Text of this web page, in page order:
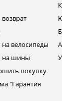
на велосипеды
на шины
покупку
"Гарантия